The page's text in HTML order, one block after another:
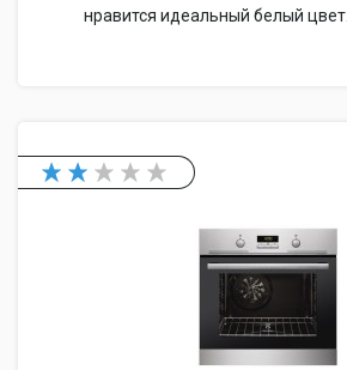
нравится идеальный белый цвет.